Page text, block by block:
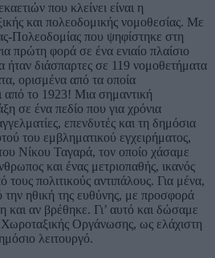
που κλείνει είναι η
και πολεοδομικής νομοθεσίας. Με
Πολεοδομίας που ψηφίστηκε στη
πρώτη φορά σε ένα ενιαίο πλαίσιο
ήταν διάσπαρτες σε 119 νομοθετήματα
ορισμένα από τα οποία
από το 1923! Μια σημαντική
σε ένα πεδίο που για χρόνια
επενδυτές και τη δημόσια
του εμβληματικού εγχειρήματος,
Νίκου Ταγαρά, τον οποίο χάσαμε
και ένας μετριοπαθής, ικανός
τους πολιτικούς αντιπάλους. Για μένα,
την ηθική της ευθύνης, με προσφορά
και αν βρέθηκε. Γι’ αυτό και δώσαμε
Οργάνωσης, ως ελάχιστη
λειτουργό.